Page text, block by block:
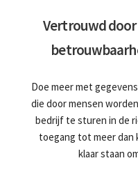
Vertrouwd
Doe meer met
die door mensen
bedrijf te sturen in de
toegang tot meer dan
klaar staan